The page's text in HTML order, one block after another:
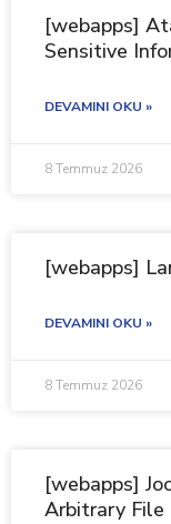
[webapps]
Sensitive
DEVAMINI OKU »
8 Temmuz 2026
[webapps]
DEVAMINI OKU »
8 Temmuz 2026
[webapps]
Arbitrary File